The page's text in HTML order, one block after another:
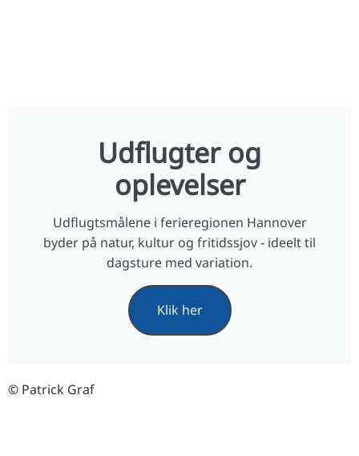
Udflugter og
oplevelser
Udflugtsmålene i ferieregionen Hannover
byder på natur, kultur og fritidssjov - ideelt til
dagsture med variation.
Klik her
© Patrick Graf